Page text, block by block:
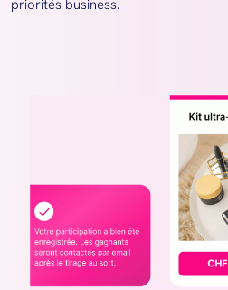
priorités business.